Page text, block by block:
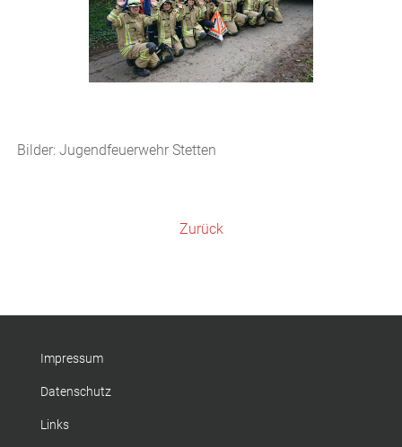
Bilder: Jugendfeuerwehr Stetten
Zurück
Impressum
Datenschutz
Links